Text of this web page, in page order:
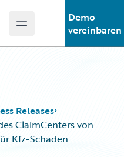
Open main menu
Demo
vereinbaren
Releases
ClaimCenters von
Kfz-Schaden